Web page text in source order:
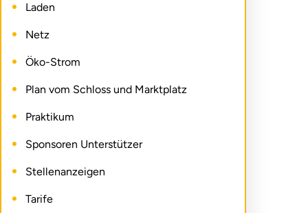
Laden
Netz
Öko-Strom
Plan vom Schloss und Marktplatz
Praktikum
Sponsoren Unterstützer
Stellenanzeigen
Tarife